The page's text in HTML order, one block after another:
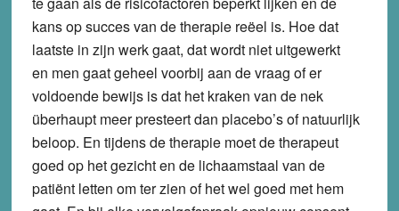
kans op succes van de therapie reëel is. Hoe dat
laatste in zijn werk gaat, dat wordt niet uitgewerkt
en men gaat geheel voorbij aan de vraag of er
voldoende bewijs is dat het kraken van de nek
überhaupt meer presteert dan placebo’s of natuurlijk
beloop. En tijdens de therapie moet de therapeut
goed op het gezicht en de lichaamstaal van de
patiënt letten om ter zien of het wel goed met hem